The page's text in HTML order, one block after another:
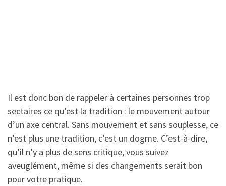
Il est donc bon de rappeler à certaines personnes trop
sectaires ce qu’est la tradition : le mouvement autour
d’un axe central. Sans mouvement et sans souplesse, ce
n’est plus une tradition, c’est un dogme. C’est-à-dire,
qu’il n’y a plus de sens critique, vous suivez
aveuglément, même si des changements serait bon
pour votre pratique.